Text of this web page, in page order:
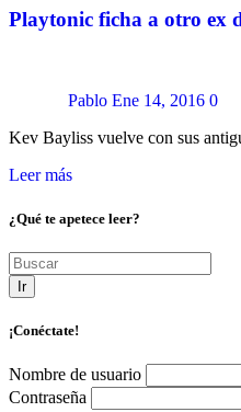
Playtonic ficha a otro ex
Pablo Ene 14, 2016 0
Kev Bayliss vuelve con sus
Leer más
¿Qué te apetece leer?
Ir
¡Conéctate!
Nombre de usuario
Contraseña